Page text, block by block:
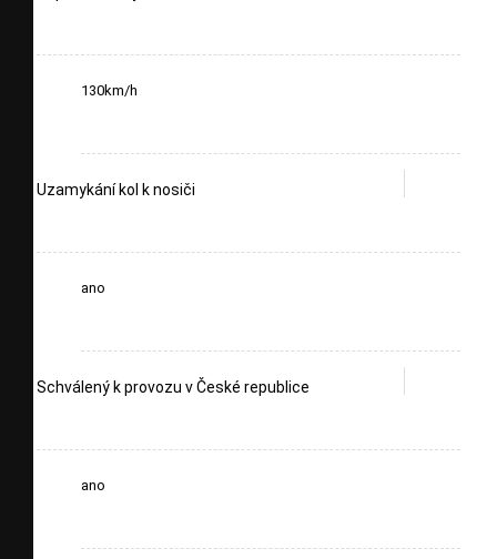
130km/h
Uzamykání kol k nosiči
ano
Schválený k provozu v České republice
ano